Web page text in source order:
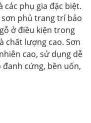
phụ gia đặc biệt.
phủ trang trí bảo
ở điều kiện trong
chất lượng cao. Sơn
cao, sử dụng dễ
đanh cứng, bền uốn,